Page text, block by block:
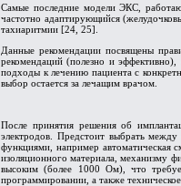
Самые последние модели ЭКС,
частотно адаптирующийся
тахиаритмии [24, 25].
Данные рекомендации посвящены
рекомендаций (полезно и
подходы к лечению пациента с
выбор остается за лечащим врачом.
После принятия решения об
электродов. Предстоит выбрать
функциями, например автоматическая
изоляционного материала, механизму
высоким (более 1000 Ом), что
программировании, а также